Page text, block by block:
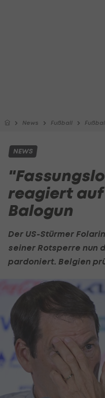
News Fußball
NEWS
reagiert
Balogun
Der US-Stürmer
seiner Rotsperre nun
pardoniert. Belgien